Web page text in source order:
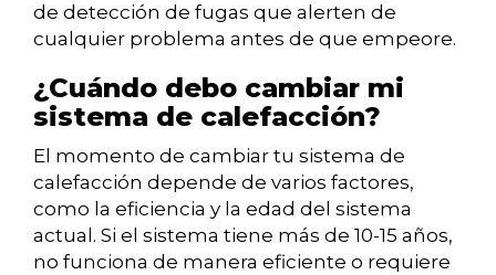
de detección de fugas que alerten de
cualquier problema antes de que empeore.
¿Cuándo debo cambiar mi
sistema de calefacción?
El momento de cambiar tu sistema de
calefacción depende de varios factores,
como la eficiencia y la edad del sistema
actual. Si el sistema tiene más de 10-15 años,
no funciona de manera eficiente o requiere